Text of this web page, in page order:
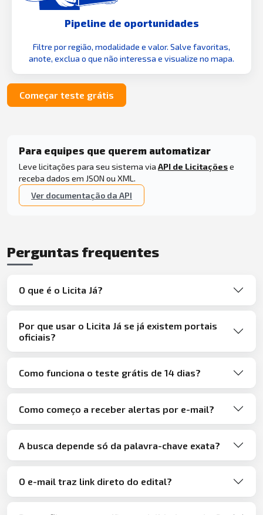
Pipeline de oportunidades
Filtre por região, modalidade e valor. Salve favoritas,
anote, exclua o que não interessa e visualize no mapa.
Começar teste grátis
Para equipes que querem automatizar
Leve licitações para seu sistema via API de Licitaçõese
receba dados em JSON ou XML.
Ver documentação da API
Perguntas frequentes
O que é o Licita Já?
Por que usar o Licita Já se já existem portais
oficiais?
Como funciona o teste grátis de 14 dias?
Como começo a receber alertas por e-mail?
A busca depende só da palavra-chave exata?
O e-mail traz link direto do edital?